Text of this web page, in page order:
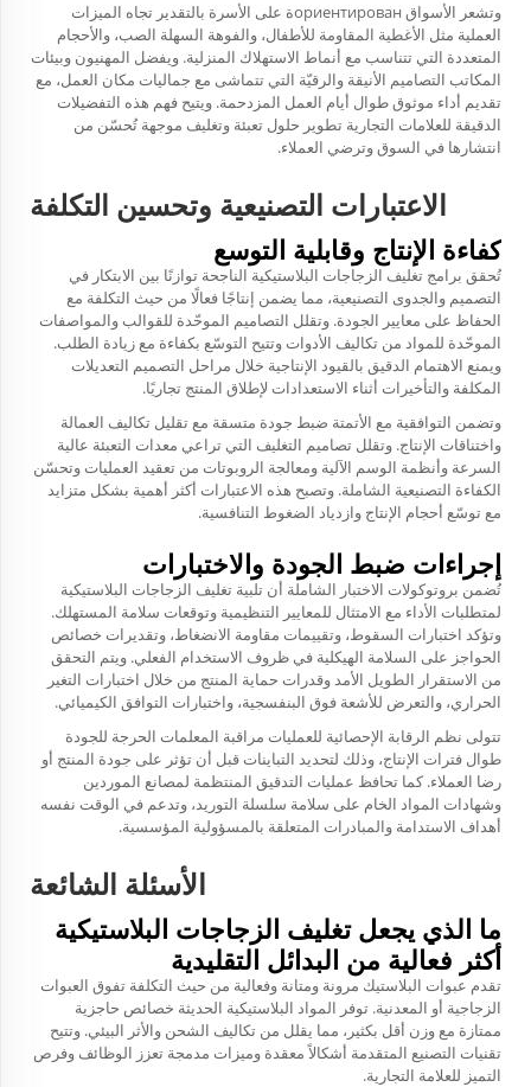
وتشعر الأسواق ориентированة على الأسرة بالتقدير تجاه الميزات
العملية مثل الأغطية المقاومة للأطفال، والفوهة السهلة الصب، والأحجام
المتعددة التي تتناسب مع أنماط الاستهلاك المنزلية. ويفضل المهنيون وبيئات
المكاتب التصاميم الأنيقة والرقيّة التي تتماشى مع جماليات مكان العمل، مع
تقديم أداء موثوق طوال أيام العمل المزدحمة. ويتيح فهم هذه التفضيلات
الدقيقة للعلامات التجارية تطوير حلول تعبئة وتغليف موجهة تُحسّن من
انتشارها في السوق وترضي العملاء.
الاعتبارات التصنيعية وتحسين التكلفة
كفاءة الإنتاج وقابلية التوسع
تُحقق برامج تغليف الزجاجات البلاستيكية الناجحة توازنًا بين الابتكار في
التصميم والجدوى التصنيعية، مما يضمن إنتاجًا فعالًا من حيث التكلفة مع
الحفاظ على معايير الجودة. وتقلل التصاميم الموحّدة للقوالب والمواصفات
الموحّدة للمواد من تكاليف الأدوات وتتيح التوسّع بكفاءة مع زيادة الطلب.
ويمنع الاهتمام الدقيق بالقيود الإنتاجية خلال مراحل التصميم التعديلات
المكلفة والتأخيرات أثناء الاستعدادات لإطلاق المنتج تجاريًا.
وتضمن التوافقية مع الأتمتة ضبط جودة متسقة مع تقليل تكاليف العمالة
واختناقات الإنتاج. وتقلل تصاميم التغليف التي تراعي معدات التعبئة عالية
السرعة وأنظمة الوسم الآلية ومعالجة الروبوتات من تعقيد العمليات وتحسّن
الكفاءة التصنيعية الشاملة. وتصبح هذه الاعتبارات أكثر أهمية بشكل متزايد
مع توسّع أحجام الإنتاج وازدياد الضغوط التنافسية.
إجراءات ضبط الجودة والاختبارات
تُضمن بروتوكولات الاختبار الشاملة أن تلبية تغليف الزجاجات البلاستيكية
لمتطلبات الأداء مع الامتثال للمعايير التنظيمية وتوقعات سلامة المستهلك.
وتؤكد اختبارات السقوط، وتقييمات مقاومة الانضغاط، وتقديرات خصائص
الحواجز على السلامة الهيكلية في ظروف الاستخدام الفعلي. ويتم التحقق
من الاستقرار الطويل الأمد وقدرات حماية المنتج من خلال اختبارات التغير
الحراري، والتعرض للأشعة فوق البنفسجية، واختبارات التوافق الكيميائي.
تتولى نظم الرقابة الإحصائية للعمليات مراقبة المعلمات الحرجة للجودة
طوال فترات الإنتاج، وذلك لتحديد التباينات قبل أن تؤثر على جودة المنتج أو
رضا العملاء. كما تحافظ عمليات التدقيق المنتظمة لمصانع الموردين
وشهادات المواد الخام على سلامة سلسلة التوريد، وتدعم في الوقت نفسه
أهداف الاستدامة والمبادرات المتعلقة بالمسؤولية المؤسسية.
الأسئلة الشائعة
ما الذي يجعل تغليف الزجاجات البلاستيكية
أكثر فعالية من البدائل التقليدية
تقدم عبوات البلاستيك مرونة ومتانة وفعالية من حيث التكلفة تفوق العبوات
الزجاجية أو المعدنية. توفر المواد البلاستيكية الحديثة خصائص حاجزية
ممتازة مع وزن أقل بكثير، مما يقلل من تكاليف الشحن والأثر البيئي. وتتيح
تقنيات التصنيع المتقدمة أشكالاً معقدة وميزات مدمجة تعزز الوظائف وفرص
التميز للعلامة التجارية.